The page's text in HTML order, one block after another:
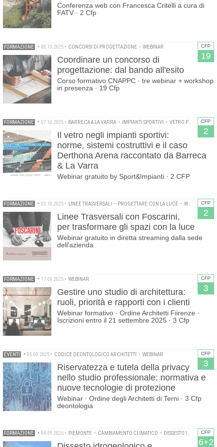
Conferenza web con Francesca Critelli a cura di
FATV · 2 Cfp
CFP
19
FORMAZIONE • 08.10.2025 • CONCORSI DI PROGETTAZIONE • WEBINAR
Coordinare un concorso di
progettazione: dal bando all'esito
Corso formativo CNAPPC · tre webinar + workshop
in presenza · 19 Cfp
CFP
2
FORMAZIONE • 07.10.2025 • BARRECA & LA VARRA • IMPIANTI SPORTIVI • VETRO PER L'ARCHITETTURA
Il vetro negli impianti sportivi:
norme, sistemi costruttivi e il caso
Derthona Arena raccontato da Barreca
& La Varra
Webinar gratuito by Sport&Impianti · 2 CFP
CFP
2
FORMAZIONE • 03.10.2025 • LINEE TRASVERSALI • PROGETTARE CON LA LUCE • WEBINAR
Linee Trasversali con Foscarini,
per trasformare gli spazi con la luce
Webinar gratuito in diretta streaming dalla sede
dell'azienda
CFP
3
FORMAZIONE • 17.09.2025 • WEBINAR
Gestire uno studio di architettura:
ruoli, priorità e rapporti con i clienti
Webinar formativo · Ordine Architetti Fiirenze ·
Iscrizioni entro il 21 settembre 2025 · 3 Cfp
CFP
3
EVENTI • 05.09.2025 • CODICE DEONTOLOGICO ARCHITETTI • WEBINAR
Riservatezza e tutela della privacy
nello studio professionale: normativa e
nuove tecnologie di protezione
Webinar · Ordine degli Architetti di Terni · 3 Cfp
deontologia
CFP
6+2
FORMAZIONE • 04.09.2025 • PIEMONTE • CAMBIAMENTO CLIMATICO • DISSESTO IDROGEOLOGICO